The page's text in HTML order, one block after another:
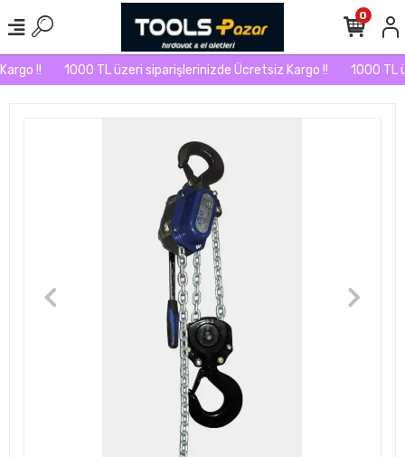
!! 1000 TL üzeri siparişlerinizde Ücretsiz Kargo !! 1000 TL
0